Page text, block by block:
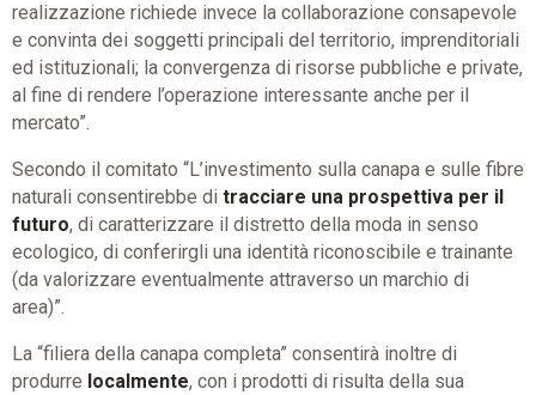
realizzazione richiede invece la collaborazione consapevole
e convinta dei soggetti principali del territorio, imprenditoriali
ed istituzionali; la convergenza di risorse pubbliche e private,
al fine di rendere l’operazione interessante anche per il
mercato”.
Secondo il comitato “L’investimento sulla canapa e sulle fibre
naturali consentirebbe di tracciare una prospettiva per il
futuro, di caratterizzare il distretto della moda in senso
ecologico, di conferirgli una identità riconoscibile e trainante
(da valorizzare eventualmente attraverso un marchio di
area)”.
La “filiera della canapa completa” consentirà inoltre di
produrre localmente, con i prodotti di risulta della sua